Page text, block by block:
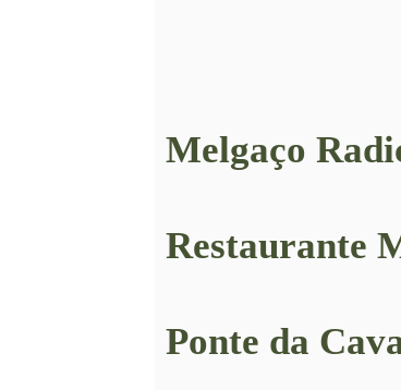
Melgaço
Restaurante
Ponte da